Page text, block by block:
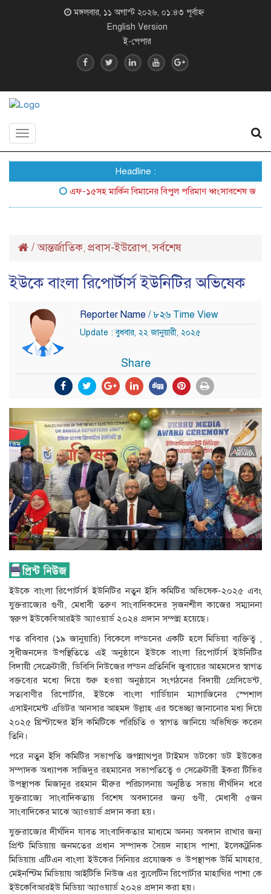
মঙ্গলবার, ১১ অগাস্ট ২০২৬, ০১:৪৩ পূর্বাহ্ন
English Version
ই-পেপার
Toggle
Headline :
এফ-১৫সহ মার্কিন বিমানের বিপুল পরিমাণ ধ্বংসাবশেষ
/আন্তর্জাতিক, প্রবাস-ইউরোপ,সর্বশেষ
ইউকে বাংলা রিপোর্টার্স ইউনিটির অভিষেক
Reporter Name / ৮২৬ Time View
Update : বুধবার, ২২ জানুয়ারী, ২০২৫
Share
ইউকে বাংলা রিপোর্টার্স ইউনিটির নতুন ইসি কমিটির অভিষেক-২০২৫ এবং
যুক্তরাজ্যের গুণী, মেধাবী তরুণ সাংবাদিকদের সৃজনশীল কাজের সম্মাননা
স্বরুপ ইউকেবিআরইউ অ্যাওয়ার্ড ২০২৪ প্রদান সম্পন্ন হয়েছে।
গত রবিবার (১৯ জানুয়ারি) বিকেলে লন্ডনের একটি হলে মিডিয়া ব্যক্তিত্ব ,
সুধীজনদের উপস্থিতিতে এই অনুষ্ঠানে ইউকে বাংলা রিপোর্টার্স ইউনিটির
বিদায়ী সেক্রেটারী, ডিবিসি নিউজের লন্ডন প্রতিনিধি জুবায়ের আহমদের স্বাগত
বক্তব্যের মধ্যে দিয়ে শুরু হওয়া অনুষ্ঠানে সংগঠনের বিদায়ী প্রেসিডেন্ট,
সত্যবাণীর রিপোর্টার, ইউকে বাংলা গার্ডিয়ান ম্যাগাজিনের স্পেশাল
এসাইনমেন্ট এডিটর আনসার আহমদ উল্লাহ এর শুভেচ্ছা জানানোর মধ্য দিয়ে
২০২৫ খ্রিস্টাব্দের ইসি কমিটিকে পরিচিতি ও স্বাগত জানিয়ে অভিষিক্ত করেন
তিনি।
পরে নতুন ইসি কমিটির সভাপতি জগন্নাথপুর টাইমস ডটকো ডট ইউকের
সম্পাদক অধ্যাপক সাজিদুর রহমানের সভাপতিত্বে ও সেক্রেটারী ইকরা টিভির
উপস্থাপক মিজানুর রহমান মীরুর পরিচালনায় অনুষ্ঠিত সভায় দীর্ঘদিন ধরে
যুক্তরাজ্যে সাংবাদিকতায় বিশেষ অবদানের জন্য গুণী, মেধাবী ৫জন
সাংবাদিকের মাঝে অ্যাওয়ার্ড প্রদান করা হয়।
যুক্তরাজ্যের দীর্ঘদিন যাবত সাংবাদিকতার মাধ্যমে অনন্য অবদান রাখার জন্য
প্রিন্ট মিডিয়ায় জনমতের প্রধান সম্পাদক সৈয়দ নাহাস পাশা, ইলেকট্রনিক
মিডিয়ায় এটিএন বাংলা ইউকের সিনিয়র প্রযোজক ও উপস্থাপক উর্মি মাযহার,
মেইনস্টিম মিডিয়ায় আইটিভি নিউজ এর ব্যুলেটিন রিপোর্টার মাহাথির পাশা কে
ইউকেবিআরইউ মিডিয়া অ্যাওয়ার্ড ২০২৪ প্রদান করা হয়।